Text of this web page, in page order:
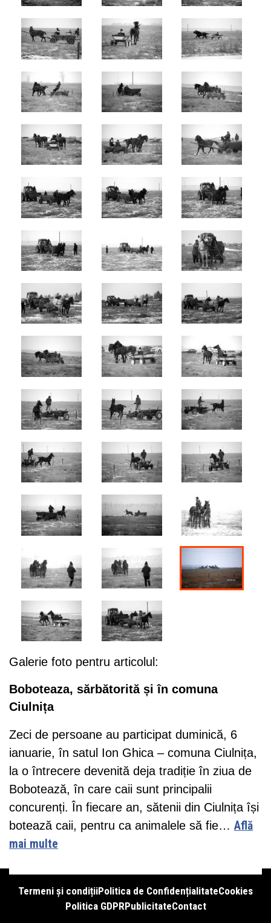
Galerie foto pentru articolul:
Boboteaza, sărbătorită și în comuna
Ciulnița
Zeci de persoane au participat duminică, 6
ianuarie, în satul Ion Ghica – comuna Ciulnița,
la o întrecere devenită deja tradiție în ziua de
Bobotează, în care caii sunt principalii
concurenți. În fiecare an, sătenii din Ciulnița își
botează caii, pentru ca animalele să fie… Află
mai multe
Termeni și condițiiPolitica de ConfidențialitateCookies
Politica GDPRPublicitateContact